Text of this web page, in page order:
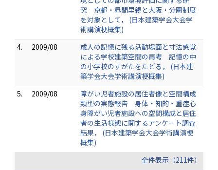
究 京都・昼間里親と大阪・分園制度
を対象として， (日本建築学会大会学
術講演梗概集)
4.
2009/08
成人の記憶に残る活動場面と寸法感覚
による学校建築空間の再考 記憶の中
の小学校のすがたをたどる， (日本建
築学会大会学術講演梗概集)
5.
2009/08
障がい児者施設の居住者像と空間構成
類型の実態報告 身体・知的・重症心
身障がい児者施設への空間構成と居住
者の生活様態に関するアンケート調査
結果， (日本建築学会大会学術講演梗
概集)
全件表示（211件）